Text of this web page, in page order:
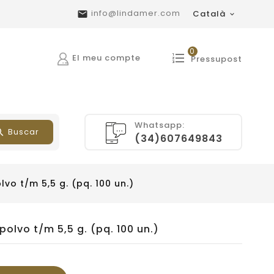
Català 
 info@lindamer.com
Pressupost
0
El meu compte
Whatsapp:
(34)607649843
Buscar
t/m 5,5 g. (pq. 100 un.)
t/m 5,5 g. (pq. 100 un.)